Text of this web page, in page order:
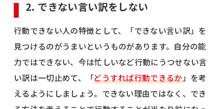
2. できない言い訳をしない
行動できない人の特徴として、「できない言い訳」を
見つけるのがうまいというものがあります。自分の能
力ではできない、今は忙しいなど行動にうつせない言
い訳は一切止めて、「どうすれば行動できるか」を考
えるようにしましょう。できない理由ではなく、でき